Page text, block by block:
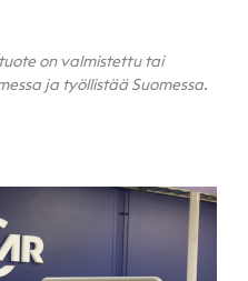
on valmistettu tai
ja työllistää Suomessa.